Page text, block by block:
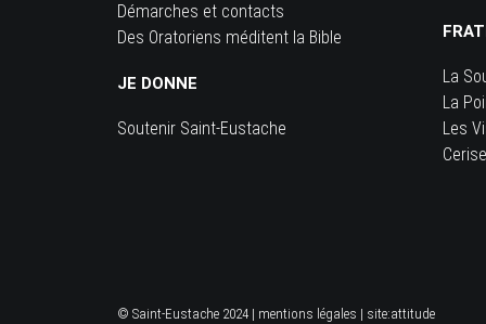
Démarches et contacts
Des Oratoriens méditent la Bible
JE DONNE
Soutenir Saint-Eustache
La
La
Les
Cerise
© Saint-Eustache 2024 | mentions légales | site:attitude